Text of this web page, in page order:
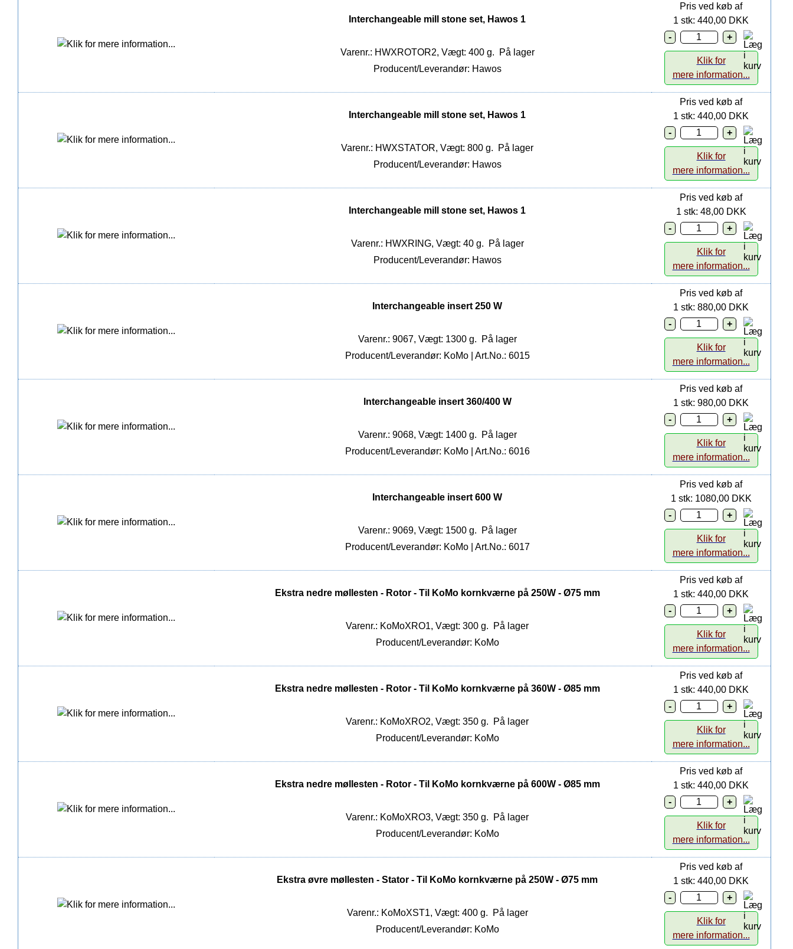
Interchangeable mill stone set, Hawos 1
Varenr.: HWXROTOR2, Vægt: 400 g.
På lager
Producent/Leverandør: Hawos
Pris ved køb af
1 stk: 440,00 DKK
Klik for
mere information...
Interchangeable mill stone set, Hawos 1
Varenr.: HWXSTATOR, Vægt: 800 g.
På lager
Producent/Leverandør: Hawos
Pris ved køb af
1 stk: 440,00 DKK
Klik for
mere information...
Interchangeable mill stone set, Hawos 1
Varenr.: HWXRING, Vægt: 40 g.
På lager
Producent/Leverandør: Hawos
Pris ved køb af
1 stk: 48,00 DKK
Klik for
mere information...
Interchangeable insert 250 W
Varenr.: 9067, Vægt: 1300 g.
På lager
Producent/Leverandør: KoMo | Art.No.: 6015
Pris ved køb af
1 stk: 880,00 DKK
Klik for
mere information...
Interchangeable insert 360/400 W
Varenr.: 9068, Vægt: 1400 g.
På lager
Producent/Leverandør: KoMo | Art.No.: 6016
Pris ved køb af
1 stk: 980,00 DKK
Klik for
mere information...
Interchangeable insert 600 W
Varenr.: 9069, Vægt: 1500 g.
På lager
Producent/Leverandør: KoMo | Art.No.: 6017
Pris ved køb af
1 stk: 1080,00 DKK
Klik for
mere information...
Ekstra nedre møllesten - Rotor - Til KoMo kornkværne på 250W - Ø75 mm
Varenr.: KoMoXRO1, Vægt: 300 g.
På lager
Producent/Leverandør: KoMo
Pris ved køb af
1 stk: 440,00 DKK
Klik for
mere information...
Ekstra nedre møllesten - Rotor - Til KoMo kornkværne på 360W - Ø85 mm
Varenr.: KoMoXRO2, Vægt: 350 g.
På lager
Producent/Leverandør: KoMo
Pris ved køb af
1 stk: 440,00 DKK
Klik for
mere information...
Ekstra nedre møllesten - Rotor - Til KoMo kornkværne på 600W - Ø85 mm
Varenr.: KoMoXRO3, Vægt: 350 g.
På lager
Producent/Leverandør: KoMo
Pris ved køb af
1 stk: 440,00 DKK
Klik for
mere information...
Ekstra øvre møllesten - Stator - Til KoMo kornkværne på 250W - Ø75 mm
Varenr.: KoMoXST1, Vægt: 400 g.
På lager
Producent/Leverandør: KoMo
Pris ved køb af
1 stk: 440,00 DKK
Klik for
mere information...